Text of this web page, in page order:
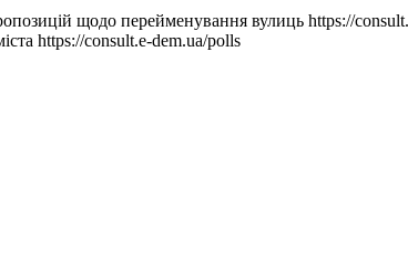
щодо перейменування вулиць https://
https://consult.e-dem.ua/polls